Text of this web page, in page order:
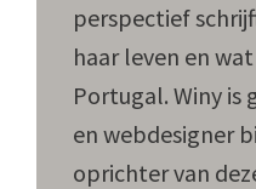
perspectief
haar leven en
Portugal. Winy is
en webdesigner
oprichter van